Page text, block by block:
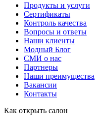
Продукты и услуги
Сертификаты
Контроль качества
Вопросы и ответы
Наши клиенты
Модный Блог
СМИ о нас
Партнеры
Наши преимущества
Вакансии
Контакты
Как открыть салон